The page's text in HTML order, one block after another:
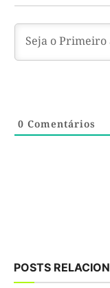
0 Comentários
POSTS